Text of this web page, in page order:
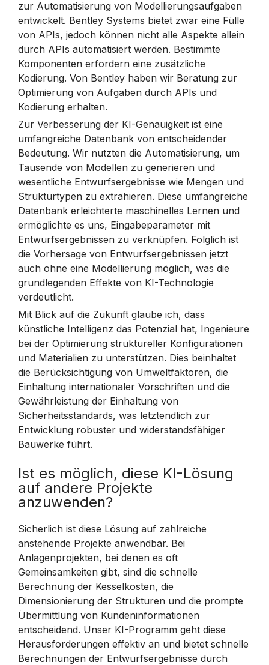
zur Automatisierung von Modellierungsaufgaben
entwickelt. Bentley Systems bietet zwar eine Fülle
von APIs, jedoch können nicht alle Aspekte allein
durch APIs automatisiert werden. Bestimmte
Komponenten erfordern eine zusätzliche
Kodierung. Von Bentley haben wir Beratung zur
Optimierung von Aufgaben durch APIs und
Kodierung erhalten.
Zur Verbesserung der KI-Genauigkeit ist eine
umfangreiche Datenbank von entscheidender
Bedeutung. Wir nutzten die Automatisierung, um
Tausende von Modellen zu generieren und
wesentliche Entwurfsergebnisse wie Mengen und
Strukturtypen zu extrahieren. Diese umfangreiche
Datenbank erleichterte maschinelles Lernen und
ermöglichte es uns, Eingabeparameter mit
Entwurfsergebnissen zu verknüpfen. Folglich ist
die Vorhersage von Entwurfsergebnissen jetzt
auch ohne eine Modellierung möglich, was die
grundlegenden Effekte von KI-Technologie
verdeutlicht.
Mit Blick auf die Zukunft glaube ich, dass
künstliche Intelligenz das Potenzial hat, Ingenieure
bei der Optimierung struktureller Konfigurationen
und Materialien zu unterstützen. Dies beinhaltet
die Berücksichtigung von Umweltfaktoren, die
Einhaltung internationaler Vorschriften und die
Gewährleistung der Einhaltung von
Sicherheitsstandards, was letztendlich zur
Entwicklung robuster und widerstandsfähiger
Bauwerke führt.
Ist es möglich, diese KI-Lösung
auf andere Projekte
anzuwenden?
Sicherlich ist diese Lösung auf zahlreiche
anstehende Projekte anwendbar. Bei
Anlagenprojekten, bei denen es oft
Gemeinsamkeiten gibt, sind die schnelle
Berechnung der Kesselkosten, die
Dimensionierung der Strukturen und die prompte
Übermittlung von Kundeninformationen
entscheidend. Unser KI-Programm geht diese
Herausforderungen effektiv an und bietet schnelle
Berechnungen der Entwurfsergebnisse durch